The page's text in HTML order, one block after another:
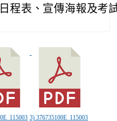
程表、宣傳海報及考
3) 376735100E_115003